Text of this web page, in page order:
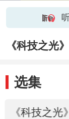
《科技之光
选集
《科技之光》